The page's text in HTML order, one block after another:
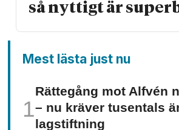
så nyttigt är
Mest lästa just nu
Rättegång mot Alfvén
– nu kräver tusentals
lagstiftning